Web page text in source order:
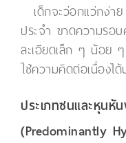
เด็กจะว่อกแว่กง่า
ประจำ ขาดความรอ
ละเอียดเล็ก ๆ น้อย
ใช้ความคิดต่อเนื่องไ
ประเภทซนและหุนหั
(Predominantly